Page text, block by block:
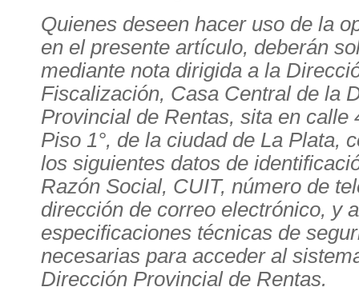
Quienes deseen hacer uso de la
en el presente artículo, deberán
mediante nota dirigida a la
Fiscalización, Casa Central de la
Provincial de Rentas, sita en calle
Piso 1°, de la ciudad de La Plata,
los siguientes datos de
Razón Social, CUIT, número de
dirección de correo electrónico, y
especificaciones técnicas de
necesarias para acceder al
Dirección Provincial de Rentas.